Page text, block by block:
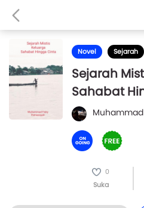
Novel Sejarah
Sejarah
Sahabat
0
Suka